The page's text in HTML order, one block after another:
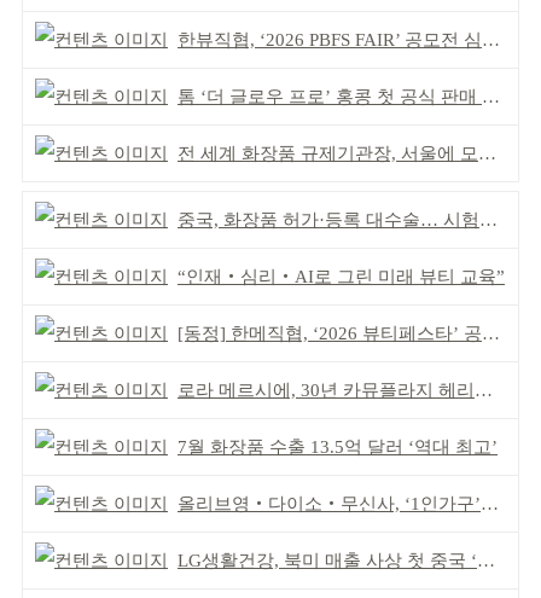
한뷰직협, ‘2026 PBFS FAIR’ 공모전 심사 성료
톰 ‘더 글로우 프로’ 홍콩 첫 공식 판매 완판
전 세계 화장품 규제기관장, 서울에 모인다
중국, 화장품 허가·등록 대수술… 시험자료 공용 허용
“인재‧심리‧AI로 그린 미래 뷰티 교육”
[동정] 한메직협, ‘2026 뷰티페스타’ 공동 주최
로라 메르시에, 30년 카뮤플라지 헤리티지 담아
7월 화장품 수출 13.5억 달러 ‘역대 최고’
올리브영‧다이소‧무신사, ‘1인가구’가 이끈다
LG생활건강, 북미 매출 사상 첫 중국 ‘추월’